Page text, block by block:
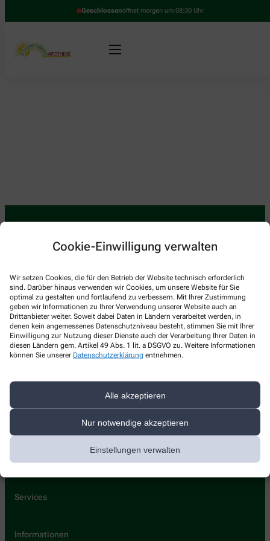
Cookie-Einwilligung verwalten
Wir setzen Cookies, die für den Betrieb der Website technisch erforderlich
sind. Darüber hinaus verwenden wir Cookies, um unsere Website für Sie
optimal zu gestalten und fortlaufend zu verbessern. Mit Ihrer Zustimmung
geben wir Informationen zu Ihrer Verwendung unserer Website auch an
Drittanbieter weiter. Soweit dabei Daten in Ländern verarbeitet werden, in
denen kein angemessenes Datenschutzniveau besteht, stimmen Sie mit Ihrer
Einwilligung zur Nutzung dieser Dienste auch der Verarbeitung Ihrer Daten in
diesen Ländern gem. Artikel 49 Abs. 1 lit. a DSGVO zu. Weitere Informationen
können Sie unserer Datenschutzerklärung entnehmen.
Alle akzeptieren
Nur notwendige akzeptieren
Einstellungen verwalten
Geschlossenöffnet morgen um 08:30 Uhr
Sonnenberg-Apotheke
Freiburgerstrasse 8 ,79112 Freiburg
+49-7664/1552
+49-7664/1786
info@sonnenbergapotheke.de
Services
Informationen